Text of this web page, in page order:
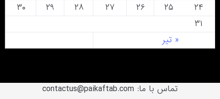
« تیر
۲۴
۲۵ ۲۶ ۲۷ ۲۸ ۲۹
۳۰
۳۱
تماس با ما: contactus@paikaftab.com